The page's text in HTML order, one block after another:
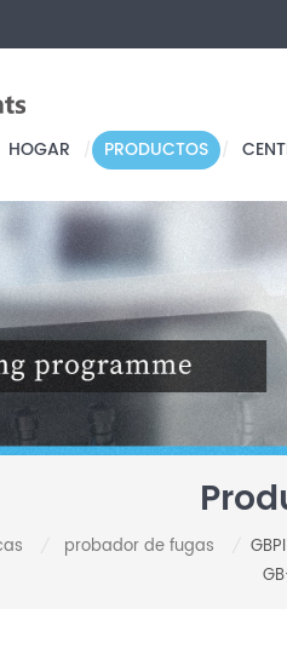
HOGAR / PRODUCTOS /
probador de fugas